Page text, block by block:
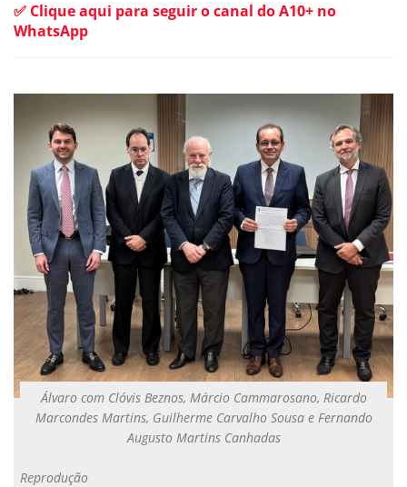
✅ Clique aqui para seguir o canal do A10+ no
WhatsApp
Álvaro com Clóvis Beznos, Márcio Cammarosano, Ricardo
Marcondes Martins, Guilherme Carvalho Sousa e Fernando
Augusto Martins Canhadas
Reprodução